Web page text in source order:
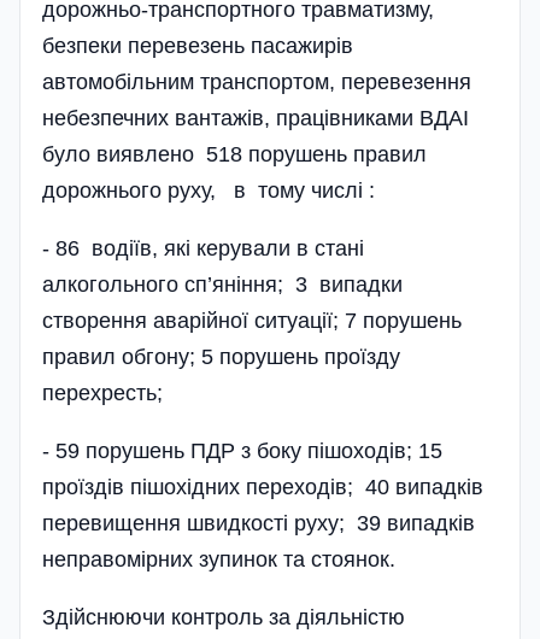
дорожньо-транспортного травматизму,
безпеки перевезень пасажирів
автомобільним транспортом, перевезення
небезпечних вантажів, працівниками ВДАІ
було виявлено 518 порушень правил
дорожнього руху, в тому числі :
- 86 водіїв, які керували в стані
алкогольного сп’яніння; 3 випадки
створення аварійної ситуації; 7 порушень
правил обгону; 5 порушень проїзду
перехресть;
- 59 порушень ПДР з боку пішоходів; 15
проїздів пішохідних переходів; 40 випадків
перевищення швидкості руху; 39 випадків
неправомірних зупинок та стоянок.
Здійснюючи контроль за діяльністю